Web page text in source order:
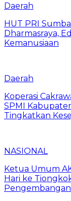
Daerah
HUT PRI
Dharmasraya,
Kemanusiaan
Daerah
Koperasi
SPMI
Tingkatkan
NASIONAL
Ketua Umum
Hari ke